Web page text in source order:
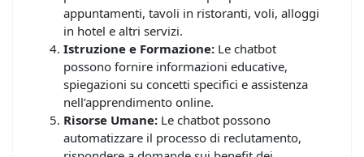
appuntamenti, tavoli in ristoranti, voli, alloggi
in hotel e altri servizi.
Istruzione e Formazione: Le chatbot
possono fornire informazioni educative,
spiegazioni su concetti specifici e assistenza
nell’apprendimento online.
Risorse Umane: Le chatbot possono
automatizzare il processo di reclutamento,